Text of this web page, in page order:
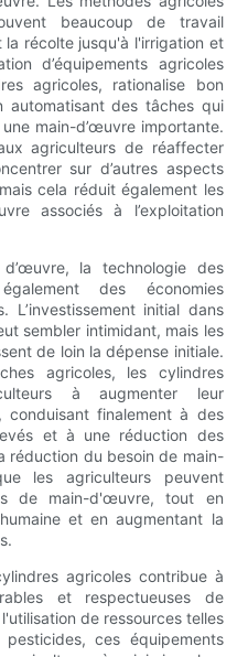
beaucoup de travail
récolte jusqu'à l'irrigation et
d’équipements agricoles
agricoles, rationalise bon
automatisant des tâches qui
main-d’œuvre importante.
agriculteurs de réaffecter
sur d’autres aspects
cela réduit également les
associés à l’exploitation
la technologie des
des économies
L’investissement initial dans
sembler intimidant, mais les
de loin la dépense initiale.
agricoles, les cylindres
à augmenter leur
finalement à des
et à une réduction des
réduction du besoin de main-
les agriculteurs peuvent
de main-d'œuvre, tout en
et en augmentant la
agricoles contribue à
et respectueuses de
de ressources telles
ces équipements